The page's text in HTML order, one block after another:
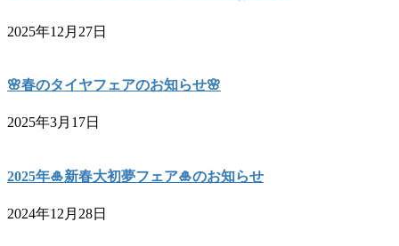
2025年12月27日
🌸春のタイヤフェアのお知らせ🌸
2025年3月17日
2025年🎍新春大初夢フェア🎍のお知らせ
2024年12月28日